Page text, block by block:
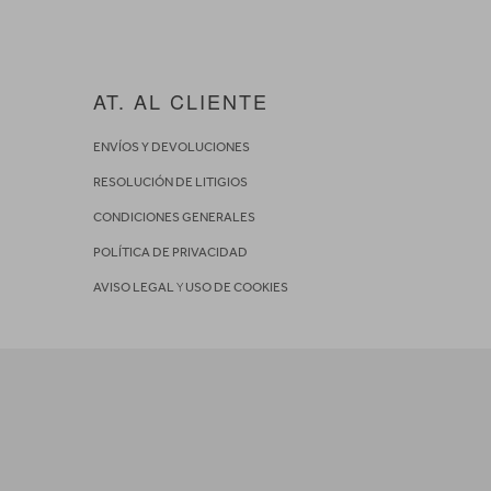
AT. AL CLIENTE
ENVÍOS Y DEVOLUCIONES
RESOLUCIÓN DE LITIGIOS
CONDICIONES GENERALES
POLÍTICA DE PRIVACIDAD
AVISO LEGALY USO DE COOKIES